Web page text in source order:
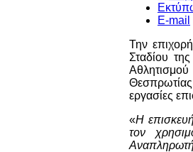
E-mail
Την
Σταδίου
Θεσπρωτίας
εργασίες
«Η
τον